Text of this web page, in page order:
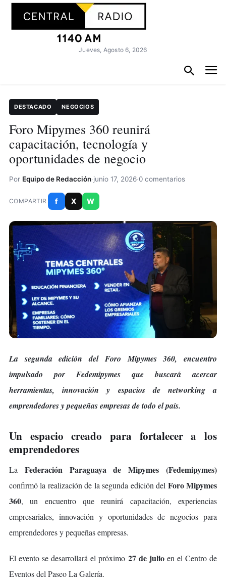
Jueves, Agosto 6, 2026
DESTACADO NEGOCIOS
Foro Mipymes 360 reunirá
capacitación, tecnología y
oportunidades de negocio
Por Equipo de Redacción·junio 17, 2026·0 comentarios
COMPARTIR f X W
La segunda edición del Foro Mipymes 360, encuentro
impulsado por Fedemipymes que buscará acercar
herramientas, innovación y espacios de networking a
emprendedores y pequeñas empresas de todo el país.
Un espacio creado para fortalecer a los
emprendedores
La Federación Paraguaya de Mipymes (Fedemipymes)
confirmó la realización de la segunda edición del Foro Mipymes
360, un encuentro que reunirá capacitación, experiencias
empresariales, innovación y oportunidades de negocios para
emprendedores y pequeñas empresas.
El evento se desarrollará el próximo 27 de julioen el Centro de
Eventos del Paseo La Galería.